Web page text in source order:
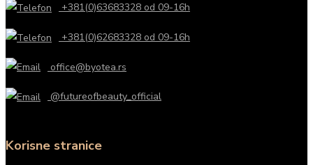
+381(0)63683328 od 09-16h
+381(0)62683328 od 09-16h
office@byotea.rs
@futureofbeauty_official
Korisne stranice